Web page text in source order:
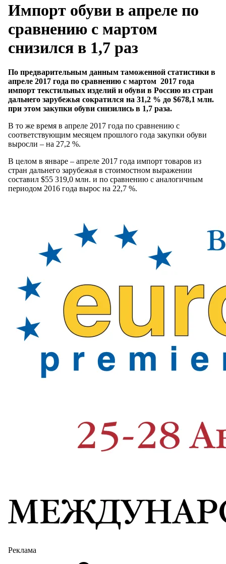
Импорт обуви в апреле по
сравнению с мартом
снизился в 1,7 раз
По предварительным данным таможенной статистики в
апреле 2017 года по сравнению с мартом 2017 года
импорт текстильных изделий и обуви в Россию из стран
дальнего зарубежья сократился на 31,2 % до $678,1 млн.
при этом закупки обуви снизились в 1,7 раза.
В то же время в апреле 2017 года по сравнению с
соответствующим месяцем прошлого года закупки обуви
выросли – на 27,2 %.
В целом в январе – апреле 2017 года импорт товаров из
стран дальнего зарубежья в стоимостном выражении
составил $55 319,0 млн. и по сравнению с аналогичным
периодом 2016 года вырос на 22,7 %.
Реклама